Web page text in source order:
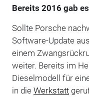
Bereits 2016 gab es
Sollte Porsche
Software-Update
einem
weiter. Bereits im
Dieselmodell für
in die Werkstatt